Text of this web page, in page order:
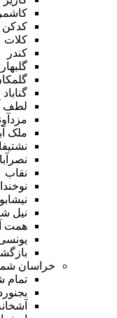
کاشمر
کدکن
کلات
کندر
گلبهار
گناباد
لطف
ملک
نقاب
نیل
همت
خراسان
تمام